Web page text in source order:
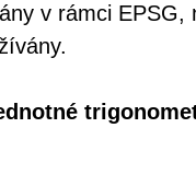
v rámci